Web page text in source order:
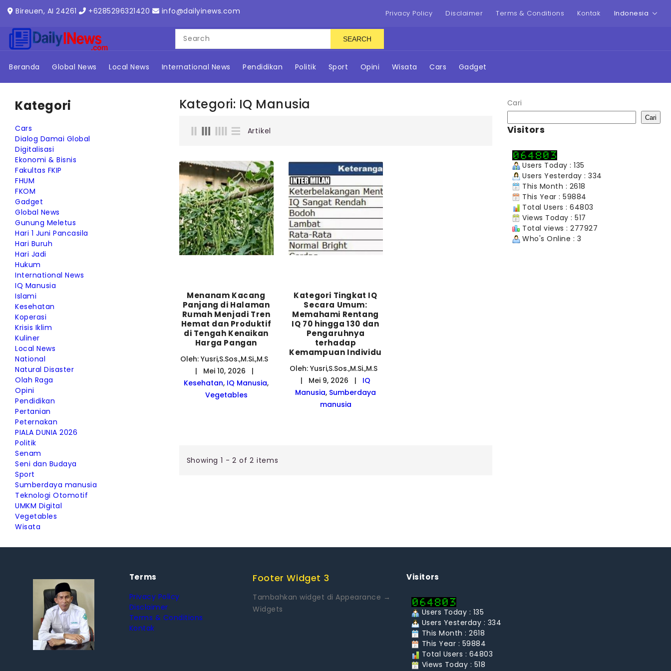
Bireuen, AI 24261 +6285296321420 info@dailyinews.com Privacy Policy Disclaimer Terms & Conditions Kontak Indonesia
SEARCH
Beranda Global News Local News International News Pendidikan Politik Sport Opini Wisata Cars Gadget
Kategori
Cars
Dialog Damai Global
Digitalisasi
Ekonomi & Bisnis
Fakultas FKIP
FHUM
FKOM
Gadget
Global News
Gunung Meletus
Hari 1 Juni Pancasila
Hari Buruh
Hari Jadi
Hukum
International News
IQ Manusia
Islami
Kesehatan
Koperasi
Krisis Iklim
Kuliner
Local News
National
Natural Disaster
Olah Raga
Opini
Pendidikan
Pertanian
Peternakan
PIALA DUNIA 2026
Politik
Senam
Seni dan Budaya
Sport
Sumberdaya manusia
Teknologi Otomotif
UMKM Digital
Vegetables
Wisata
Kategori: IQ Manusia
Artikel
Menanam Kacang
Panjang di Halaman
Rumah Menjadi Tren
Hemat dan Produktif
di Tengah Kenaikan
Harga Pangan
Oleh: Yusri,S.Sos.,M.Si.,M.S
| Mei 10, 2026 |
Kesehatan, IQ Manusia,
Vegetables
Kategori Tingkat IQ
Secara Umum:
Memahami Rentang
IQ 70 hingga 130 dan
Pengaruhnya
terhadap
Kemampuan Individu
Oleh: Yusri,S.Sos.,M.Si.,M.S
| Mei 9, 2026 | IQ
Manusia, Sumberdaya
manusia
Showing 1 - 2 of 2 items
Cari
Cari
Visitors
Users Today : 135
Users Yesterday : 334
This Month : 2618
This Year : 59884
Total Users : 64803
Views Today : 517
Total views : 277927
Who's Online : 3
Terms
Privacy Policy
Disclaimer
Terms & Conditions
Kontak
Footer Widget 3
Tambahkan widget di Appearance →
Widgets
Visitors
Users Today : 135
Users Yesterday : 334
This Month : 2618
This Year : 59884
Total Users : 64803
Views Today : 518